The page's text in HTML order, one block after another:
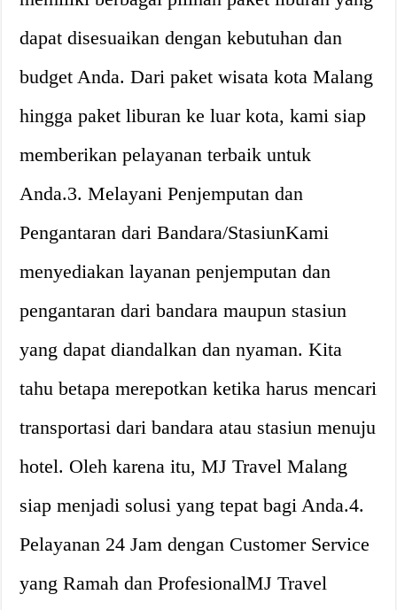
dapat disesuaikan dengan kebutuhan dan
budget Anda. Dari paket wisata kota Malang
hingga paket liburan ke luar kota, kami siap
memberikan pelayanan terbaik untuk
Anda.3. Melayani Penjemputan dan
Pengantaran dari Bandara/StasiunKami
menyediakan layanan penjemputan dan
pengantaran dari bandara maupun stasiun
yang dapat diandalkan dan nyaman. Kita
tahu betapa merepotkan ketika harus mencari
transportasi dari bandara atau stasiun menuju
hotel. Oleh karena itu, MJ Travel Malang
siap menjadi solusi yang tepat bagi Anda.4.
Pelayanan 24 Jam dengan Customer Service
yang Ramah dan ProfesionalMJ Travel